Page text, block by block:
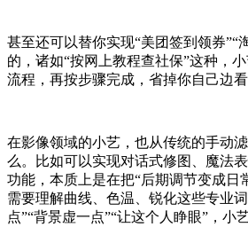
甚至还可以替你实现“美团签到领券”“
的，诸如“按网上教程查社保”这种，
流程，再按步骤完成，省掉你自己边
在影像领域的小艺， 也从传统的手动
么。
比如可以实现对话式修图、魔法
功能，本质上是在把“后期调节变成日
需要理解曲线、色温、锐化这些专业
点”“背景虚一点”“让这个人 睁眼”，小